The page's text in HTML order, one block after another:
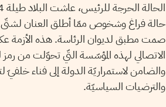
حالة فراغ وشخوص ممّا أطلق العنان
صمت مطبق لديوان الرئاسة. هذه الأزمة
الاتصالي لهذه المؤسّسة التّي تحوّلت من رمز
والضامن لاستمراريّة الدولة إلى فناء خلفيّ
والترضيات السياسيّة.